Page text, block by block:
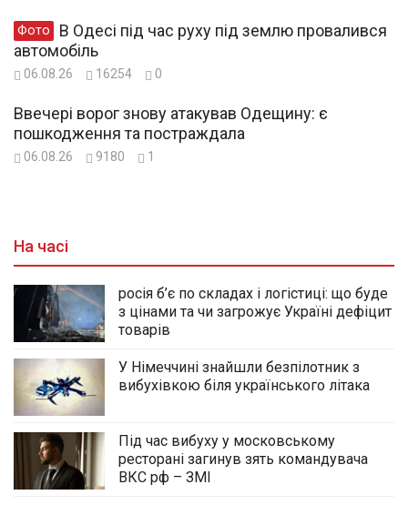
Фото
автомобіль
06.08.26 16254 0
Ввечері ворог знову атакував Одещину: є
пошкодження та постраждала
06.08.26 9180 1
На часі
росія б’є по складах і логістиці: що буде
з цінами та чи загрожує Україні дефіцит
товарів
У Німеччині знайшли безпілотник з
вибухівкою біля українського літака
Під час вибуху у московському
ресторані загинув зять командувача
ВКС рф – ЗМІ